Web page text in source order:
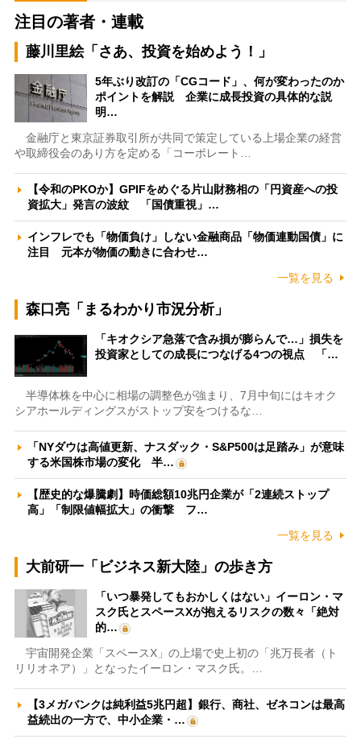
注目の著者・連載
藤川里絵「さあ、投資を始めよう！」
5年ぶり改訂の「CGコード」、何が変わったのか
ポイントを解説 企業に成長投資の具体的な説
明…
金融庁と東京証券取引所が共同で策定している上場企業の経営
や取締役会のあり方を定める「コーポレート…
【令和のPKOか】GPIFをめぐる片山財務相の「円資産への投
資拡大」発言の波紋 「国債重視」…
インフレでも「物価負け」しない金融商品「物価連動国債」に
注目 元本が物価の動きに合わせ…
一覧を見る
森口亮「まるわかり市況分析」
「キオクシア急落で含み損が膨らんで…」損失を
投資家としての成長につなげる4つの視点 「…
半導体株を中心に相場の調整色が強まり、7月中旬にはキオク
シアホールディングスがストップ安をつけるな…
「NYダウは高値更新、ナスダック・S&P500は足踏み」が意味
する米国株市場の変化 半…
【歴史的な爆騰劇】時価総額10兆円企業が「2連続ストップ
高」「制限値幅拡大」の衝撃 フ…
一覧を見る
大前研一「ビジネス新大陸」の歩き方
「いつ暴発してもおかしくはない」イーロン・マ
スク氏とスペースXが抱えるリスクの数々「絶対
的…
宇宙開発企業「スペースX」の上場で史上初の「兆万長者（ト
リリオネア）」となったイーロン・マスク氏。…
【3メガバンクは純利益5兆円超】銀行、商社、ゼネコンは最高
益続出の一方で、中小企業・…